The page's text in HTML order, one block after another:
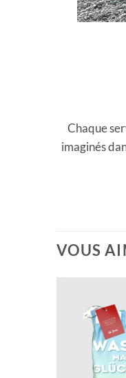
Chaque
imaginés
VOUS